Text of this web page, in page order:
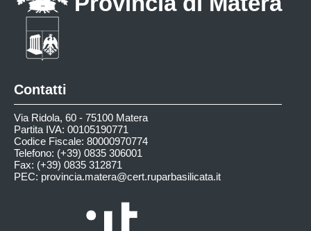
Contatti
Via Ridola, 60 - 75100 Matera
Partita IVA: 00105190771
Codice Fiscale: 80000970774
Telefono: (+39) 0835 306001
Fax: (+39) 0835 312871
PEC: provincia.matera@cert.ruparbasilicata.it